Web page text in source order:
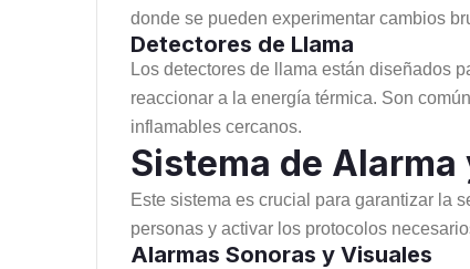
donde se pueden experimentar cambios
Detectores de Llama
Los detectores de llama están diseñados
reaccionar a la energía térmica. Son
inflamables cercanos.
Sistema de
Este sistema es crucial para garantizar la
personas y activar los protocolos
Alarmas Sonoras y Visuales